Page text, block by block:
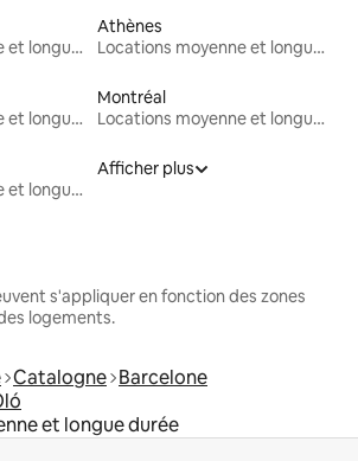
Locations moyenne et longue durée
Athènes
Locations moyenne et longue durée
Locations moyenne et longue durée
Montréal
Locations moyenne et longue durée
Locations moyenne et longue durée
Afficher plus
s'appliquer en fonction des zones
logements.
Catalogne Barcelone
et longue durée